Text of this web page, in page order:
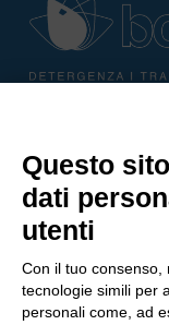
Strada Statale 231
Borgo San
Tel:0172-478161
Fax: 0172-487399
info@bogliano.it
Questo
dati
utenti
Con il tuo consenso,
tecnologie simili per
personali come, ad